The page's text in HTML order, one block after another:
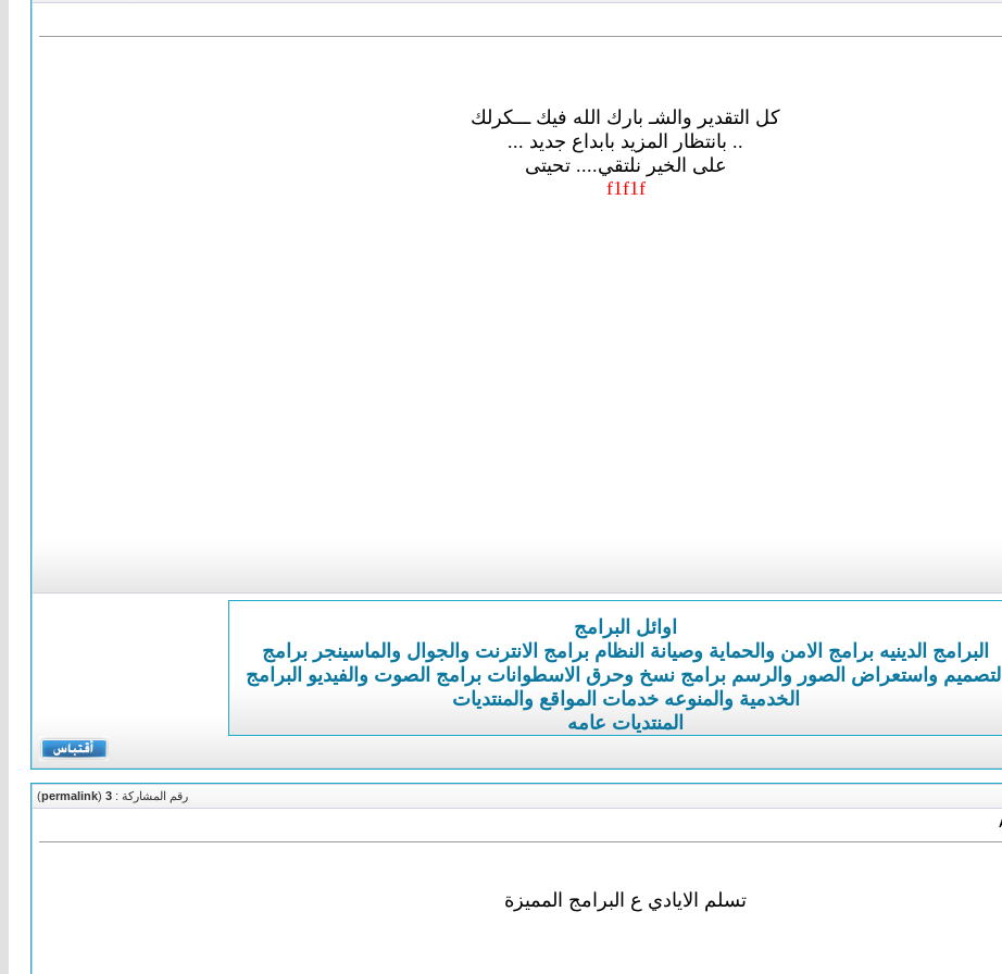
كل التقدير والشـ بارك الله فيك ـــكرلك
.. بانتظار المزيد بابداع جديد ...
على الخير نلتقي.... تحيتى
f1f1f
اوائل البرامج
البرامج الدينيه برامج الامن والحماية وصيانة النظام برامج الانترنت والجوال والماسينجر برامج
التصميم واستعراض الصور والرسم برامج نسخ وحرق الاسطوانات برامج الصوت والفيديو البرامج
الخدمية والمنوعه خدمات المواقع والمنتديات
المنتديات عامه
رقم المشاركة : 3
(
permalink
)
تسلم الايادي ع البرامج المميزة